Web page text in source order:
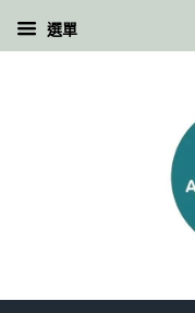
選單